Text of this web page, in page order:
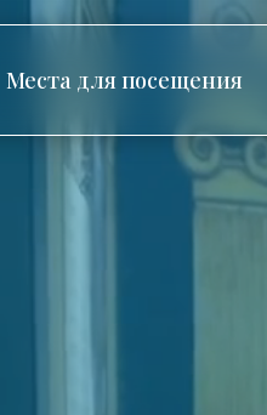
Места для посещения